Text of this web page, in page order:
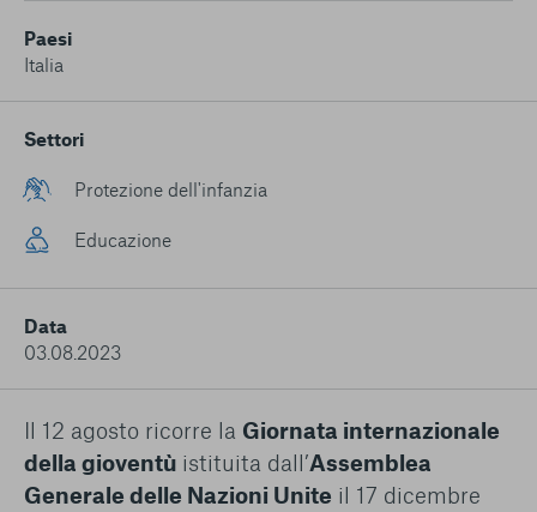
condizionare l’esperienza sulla Piattaforma e il suo
funzionamento. Premendo “Conferma le mie scelte”, la
equivarrà a rifiutare tutti i cookie. Per ulteriori informazioni, è
Cookie strettamente necessari
Cookie di analisi
Cookies di marketing
Paesi
Italia
Settori
Protezione dell'infanzia
Educazione
Data
03.08.2023
Il 12 agosto ricorre la Giornata internazionale
della gioventù istituita dall’Assemblea
Generale delle Nazioni Unite il 17 dicembre